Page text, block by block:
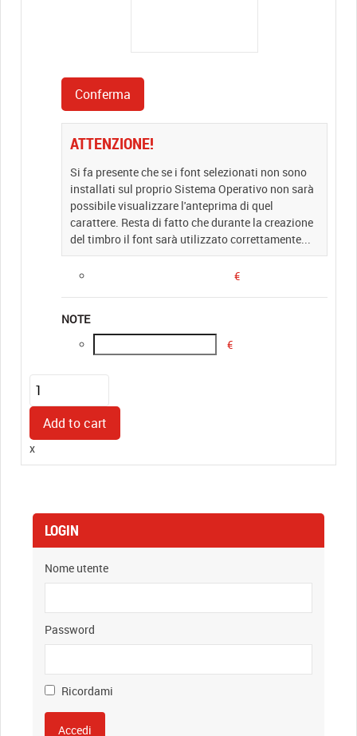
ATTENZIONE!
Si fa presente che se i font selezionati non sono
installati sul proprio Sistema Operativo non sarà
possibile visualizzare l'anteprima di quel
carattere. Resta di fatto che durante la creazione
del timbro il font sarà utilizzato correttamente...
€
NOTE
€
Timbro
Manuale
Plastica
(25x40mm)
quantity
Add to cart
x
LOGIN
Nome utente
Password
Ricordami